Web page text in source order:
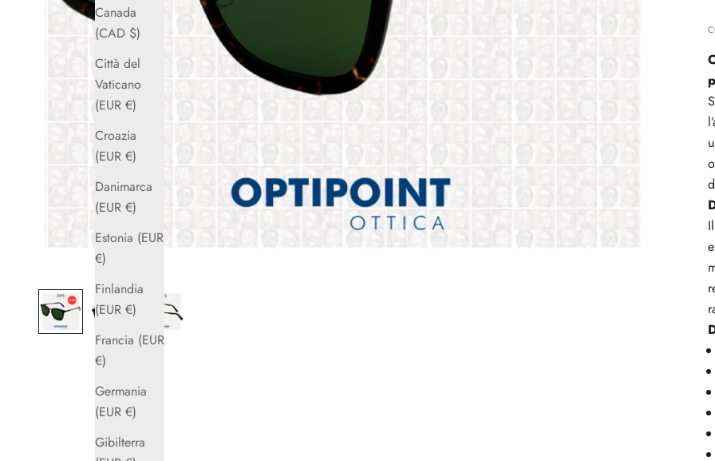
Canada
(CAD $)
Città del
Vaticano
(EUR €)
Croazia
(EUR €)
Danimarca
(EUR €)
Estonia (EUR
€)
Finlandia
(EUR €)
Francia (EUR
€)
Germania
(EUR €)
Gibilterra